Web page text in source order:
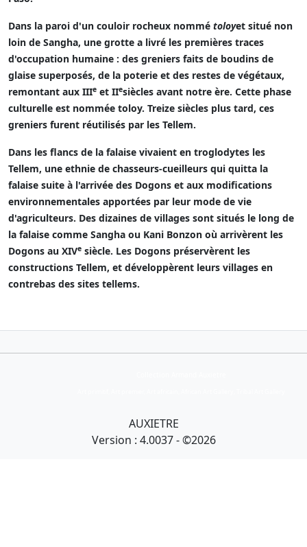
Dans la paroi d'un couloir rocheux nommé toloyet situé non
loin de Sangha, une grotte a livré les premières traces
d'occupation humaine : des greniers faits de boudins de
glaise superposés, de la poterie et des restes de végétaux,
remontant aux IIIe et IIesiècles avant notre ère. Cette phase
culturelle est nommée toloy. Treize siècles plus tard, ces
greniers furent réutilisés par les Tellem.
Dans les flancs de la falaise vivaient en troglodytes les
Tellem, une ethnie de chasseurs-cueilleurs qui quitta la
falaise suite à l'arrivée des Dogons et aux modifications
environnementales apportées par leur mode de vie
d'agriculteurs. Des dizaines de villages sont situés le long de
la falaise comme Sangha ou Kani Bonzon où arrivèrent les
Dogons au XIVe siècle. Les Dogons préservèrent les
constructions Tellem, et développèrent leurs villages en
contrebas des sites tellems.
AUXIETRE
Version : 4.0037 - ©2026